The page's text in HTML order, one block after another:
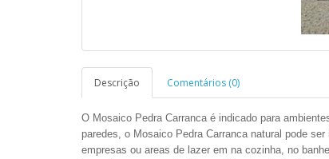
Descrição Comentários (0)
O Mosaico Pedra Carranca é indicado para
paredes, o Mosaico Pedra Carranca natural pode
empresas ou areas de lazer em na cozinha, no